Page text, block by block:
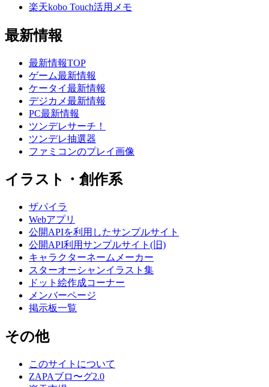
楽天kobo Touch活用メモ
最新情報
最新情報TOP
ゲーム最新情報
ケータイ最新情報
デジカメ最新情報
PC最新情報
ツンデレサーチ！
ツンデレ抽選器
ファミコンのプレイ画像
イラスト・創作系
ザパイラ
Webアプリ
公開APIを利用したサンプルサイト
公開API利用サンプルサイト(旧)
キャラクターネームメーカー
スターオーシャンイラスト集
ドット絵作成コーナー
メンバーページ
掲示板一覧
その他
このサイトについて
ZAPAブロ〜グ2.0